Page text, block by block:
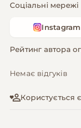
Соціальні мережі
Instagram
Рейтинг автора
Немає відгуків
Користується